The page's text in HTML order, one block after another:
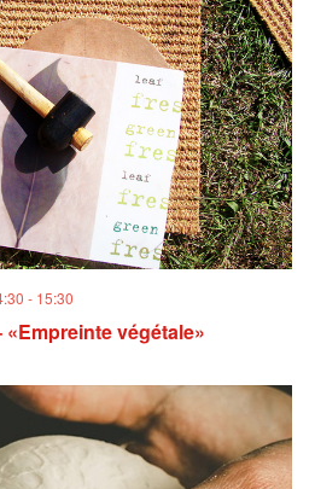
végétale»
- 15:30